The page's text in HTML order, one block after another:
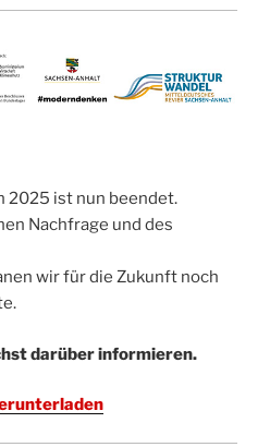
2025 ist nun beendet.
Nachfrage und des
wir für die Zukunft noch
darüber informieren.